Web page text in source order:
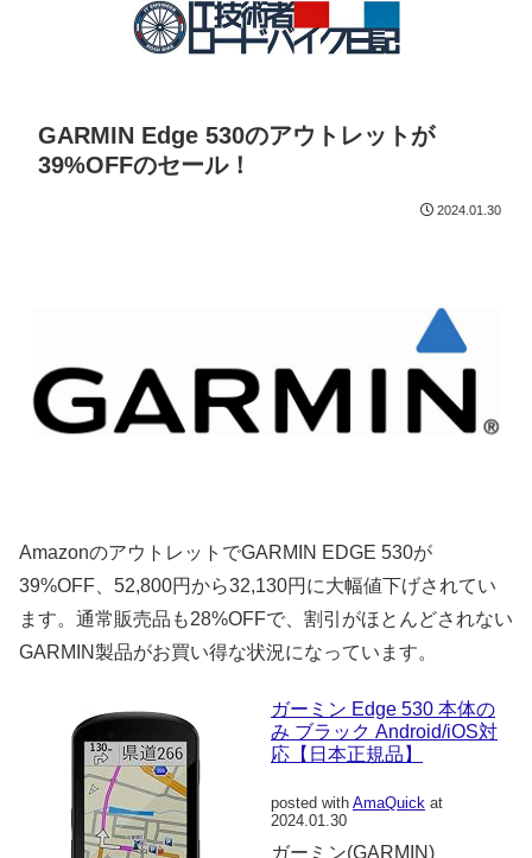
GARMIN Edge 530のアウトレットが
39%OFFのセール！
2024.01.30
AmazonのアウトレットでGARMIN EDGE 530が
39%OFF、52,800円から32,130円に大幅値下げされてい
ます。通常販売品も28%OFFで、割引がほとんどされない
GARMIN製品がお買い得な状況になっています。
ガーミン Edge 530 本体の
み ブラック Android/iOS対
応【日本正規品】
posted with AmaQuick at
2024.01.30
ガーミン(GARMIN)